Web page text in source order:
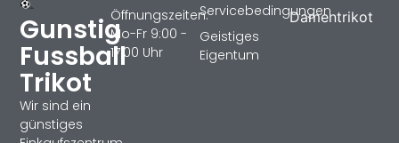
Gunstig
Fussball
Trikot
Wir sind ein
günstiges
Damentrikot
Servicebedingungen
Geistiges
Eigentum
Öffnungszeiten:
Mo-Fr 9:00 -
17:00 Uhr